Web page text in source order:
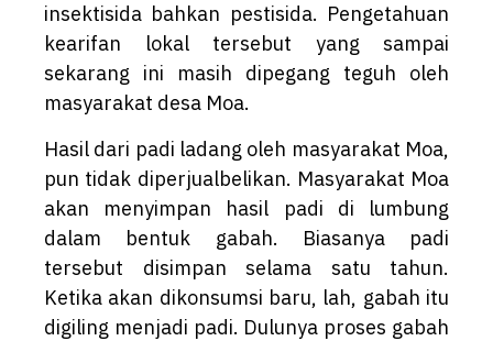
insektisida bahkan pestisida. Pengetahuan
kearifan lokal tersebut yang sampai
sekarang ini masih dipegang teguh oleh
masyarakat desa Moa.
Hasil dari padi ladang oleh masyarakat Moa,
pun tidak diperjualbelikan. Masyarakat Moa
akan menyimpan hasil padi di lumbung
dalam bentuk gabah. Biasanya padi
tersebut disimpan selama satu tahun.
Ketika akan dikonsumsi baru, lah, gabah itu
digiling menjadi padi. Dulunya proses gabah